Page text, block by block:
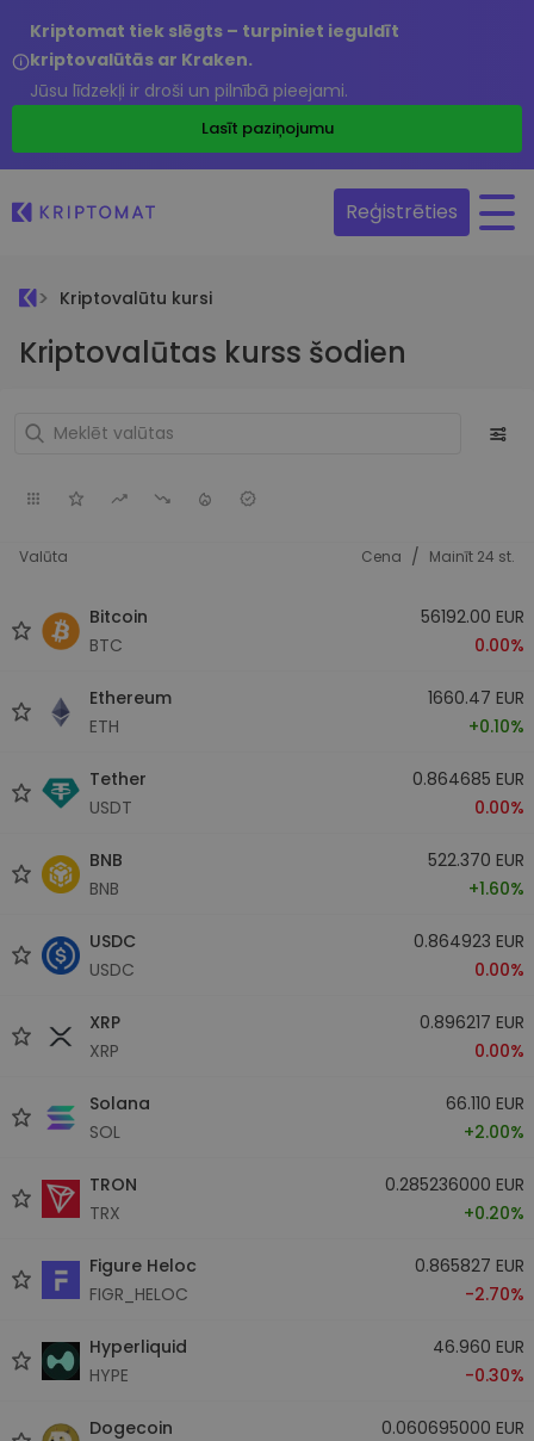
Kriptomat tiek slēgts – turpiniet ieguldīt
kriptovalūtās ar Kraken.
Jūsu līdzekļi ir droši un pilnībā pieejami.
Lasīt paziņojumu
Reģistrēties
Kriptovalūtu kursi
Kriptovalūtas kurss šodien
Valūta Cena / Mainīt 24 st.
Bitcoin
BTC
56192.00 EUR
0.00%
Ethereum
ETH
1660.47 EUR
+0.10%
Tether
USDT
0.864685 EUR
0.00%
BNB
BNB
522.370 EUR
+1.60%
USDC
USDC
0.864923 EUR
0.00%
XRP
XRP
0.896217 EUR
0.00%
Solana
SOL
66.110 EUR
+2.00%
TRON
TRX
0.285236000 EUR
+0.20%
Figure Heloc
FIGR_HELOC
0.865827 EUR
-2.70%
Hyperliquid
HYPE
46.960 EUR
-0.30%
Dogecoin
0.060695000 EUR